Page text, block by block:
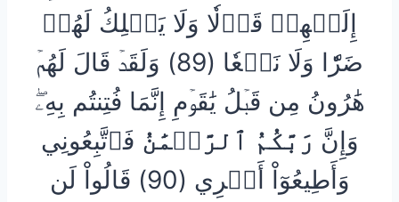
إِلَيۡهِمۡ قَوۡلٗا وَلَا يَمۡلِكُ لَهُمۡ
ضَرّٗا وَلَا نَفۡعٗا (89) وَلَقَدۡ قَالَ لَهُمۡ
هَٰرُونُ مِن قَبۡلُ يَٰقَوۡمِ إِنَّمَا فُتِنتُم بِهِۦۖ
وَإِنَّ رَبَّكُمُ ٱلرَّحۡمَٰنُ فَٱتَّبِعُونِي
وَأَطِيعُوٓاْ أَمۡرِي (90) قَالُواْ لَن